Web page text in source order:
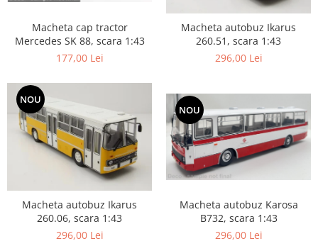
Macheta cap tractor
Mercedes SK 88, scara 1:43
177,00 Lei
Macheta autobuz Ikarus
260.51, scara 1:43
296,00 Lei
NOU
Macheta autobuz Ikarus
260.06, scara 1:43
296,00 Lei
NOU
Macheta autobuz Karosa
B732, scara 1:43
296,00 Lei